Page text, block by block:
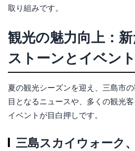
取り組みです。
観光の魅力向上：
ストーンとイベント
夏の観光シーズンを迎え、三島市
目となるニュースや、多くの観光
イベントが目白押しです。
三島スカイウォーク